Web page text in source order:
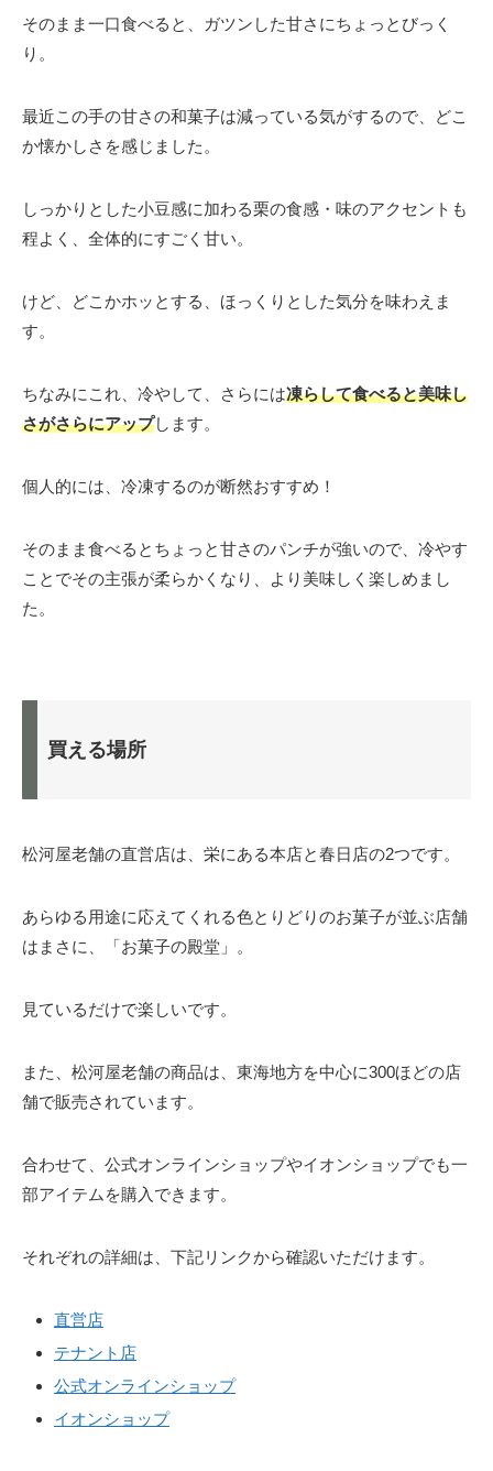
そのまま一口食べると、ガツンした甘さにちょっとびっく
り。
最近この手の甘さの和菓子は減っている気がするので、どこ
か懐かしさを感じました。
しっかりとした小豆感に加わる栗の食感・味のアクセントも
程よく、全体的にすごく甘い。
けど、どこかホッとする、ほっくりとした気分を味わえま
す。
ちなみにこれ、冷やして、さらには凍らして食べると美味し
さがさらにアップします。
個人的には、冷凍するのが断然おすすめ！
そのまま食べるとちょっと甘さのパンチが強いので、冷やす
ことでその主張が柔らかくなり、より美味しく楽しめまし
た。
買える場所
松河屋老舗の直営店は、栄にある本店と春日店の2つです。
あらゆる用途に応えてくれる色とりどりのお菓子が並ぶ店舗
はまさに、「お菓子の殿堂」。
見ているだけで楽しいです。
また、松河屋老舗の商品は、東海地方を中心に300ほどの店
舗で販売されています。
合わせて、公式オンラインショップやイオンショップでも一
部アイテムを購入できます。
それぞれの詳細は、下記リンクから確認いただけます。
直営店
テナント店
公式オンラインショップ
イオンショップ